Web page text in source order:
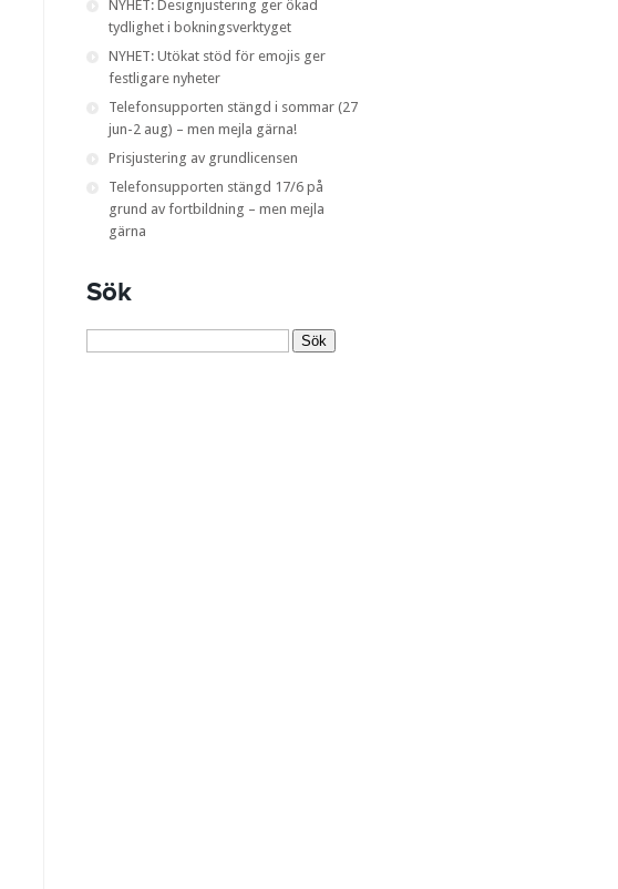
NYHET: Designjustering ger ökad
tydlighet i bokningsverktyget
NYHET: Utökat stöd för emojis ger
festligare nyheter
Telefonsupporten stängd i sommar (27
jun-2 aug) – men mejla gärna!
Prisjustering av grundlicensen
Telefonsupporten stängd 17/6 på
grund av fortbildning – men mejla
gärna
Sök
Sök
efter: